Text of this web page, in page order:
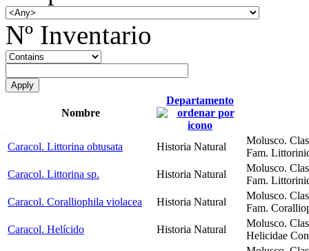
Nº Inventario
Nombre
Departamento
Caracol. Littorina obtusata Historia Natural
Molusco.
Fam.
Caracol. Littorina sp.
Historia Natural
Molusco.
Fam.
Caracol. Coralliophila violacea
Historia Natural
Molusco.
Fam.
Caracol. Helícido
Historia Natural
Molusco.
Helicidae